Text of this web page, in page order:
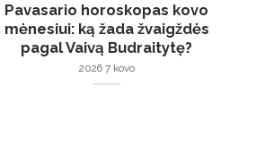
Pavasario horoskopas kovo
mėnesiui: ką žada žvaigždės
pagal Vaivą Budraitytę?
2026 7 kovo